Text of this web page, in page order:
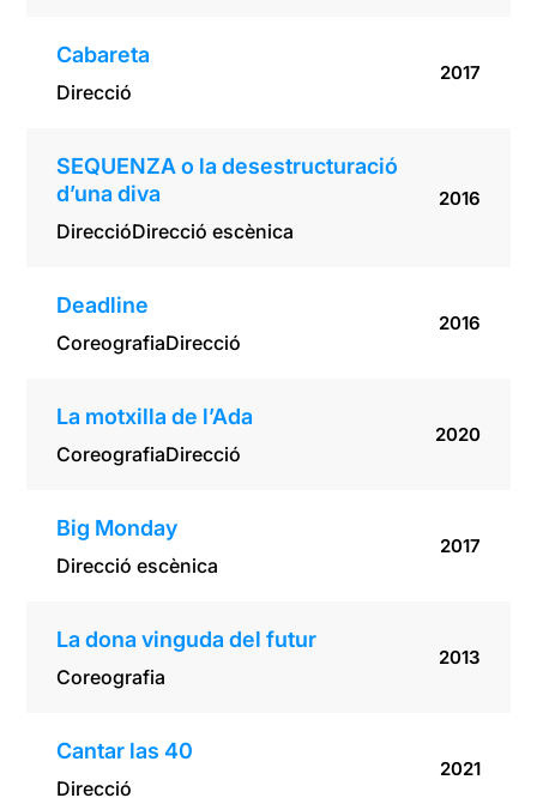
Cabareta
Direcció
2017
SEQUENZA o la desestructuració
d’una diva
DireccióDirecció escènica
2016
Deadline
CoreografiaDirecció
2016
La motxilla de l’Ada
CoreografiaDirecció
2020
Big Monday
Direcció escènica
2017
La dona vinguda del futur
Coreografia
2013
Cantar las 40
Direcció
2021